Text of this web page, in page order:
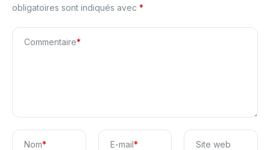
obligatoires sont indiqués avec *
Commentaire*
Nom* E-mail* Site web